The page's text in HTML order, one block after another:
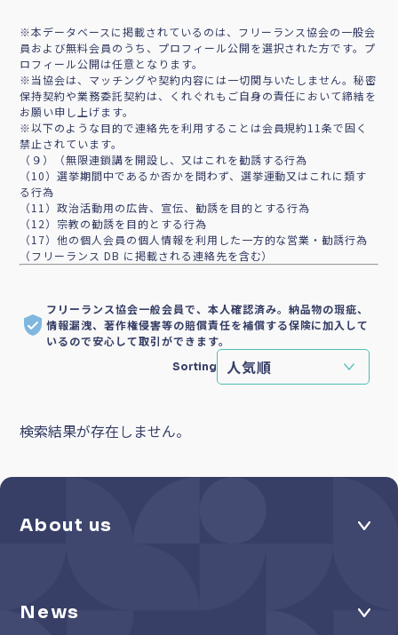
※本データベースに掲載されているのは、フリーランス協会の一般会
員および無料会員のうち、プロフィール公開を選択された方です。プ
ロフィール公開は任意となります。
※当協会は、マッチングや契約内容には一切関与いたしません。秘密
保持契約や業務委託契約は、くれぐれもご自身の責任において締結を
お願い申し上げます。
※以下のような目的で連絡先を利用することは会員規約11条で固く
禁止されています。
（９）（無限連鎖講を開設し、又はこれを勧誘する行為
（10）選挙期間中であるか否かを問わず、選挙運動又はこれに類す
る行為
（11）政治活動用の広告、宣伝、勧誘を目的とする行為
（12）宗教の勧誘を目的とする行為
（17）他の個人会員の個人情報を利用した一方的な営業・勧誘行為
（フリーランス DB に掲載される連絡先を含む）
フリーランス協会一般会員で、本人確認済み。納品物の瑕疵、
情報漏洩、著作権侵害等の賠償責任を補償する保険に加入して
いるので安心して取引ができます。
Sorting
検索結果が存在しません。
About us
News